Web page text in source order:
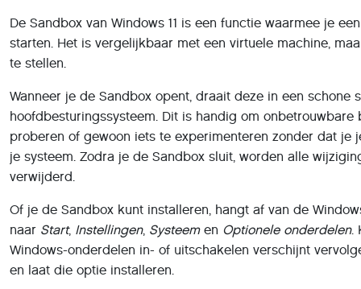
De Sandbox van Windows 11 is een functie waarmee je
starten. Het is vergelijkbaar met een virtuele machine,
te stellen.
Wanneer je de Sandbox opent, draait deze in een schone
hoofdbesturingssysteem. Dit is handig om
proberen of gewoon iets te experimenteren zonder dat je
je systeem. Zodra je de Sandbox sluit, worden alle
verwijderd.
Of je de Sandbox kunt installeren, hangt af van de
naar Start, Instellingen, Systeemen Optionele onderdelen.
Windows-onderdelen in- of uitschakelen verschijnt
en laat die optie installeren.